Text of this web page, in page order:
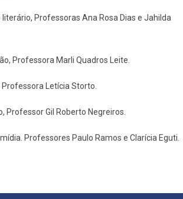
literário, Professoras Ana Rosa Dias e Jahilda
Professora Marli Quadros Leite.
Letícia Storto.
Professor Gil Roberto Negreiros.
Professores Paulo Ramos e Clarícia Eguti.